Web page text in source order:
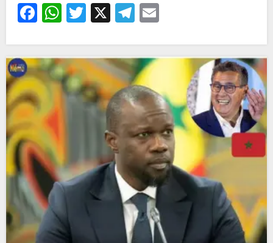
Facebook
WhatsApp
Twitter
X Telegram